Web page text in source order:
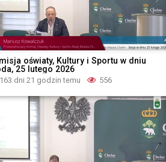
oświaty, Kultury i Sportu w dniu
25 lutego 2026
163 dni 21 godzin temu 556